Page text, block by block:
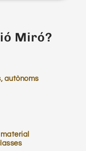
Miró?
autònoms